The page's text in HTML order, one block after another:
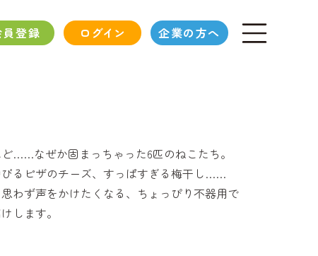
員登録 ログイン 企業の方へ
……なぜか固まっちゃった6匹のねこたち。
るピザのチーズ、すっぱすぎる梅干し……
わず声をかけたくなる、ちょっぴり不器用で
します。